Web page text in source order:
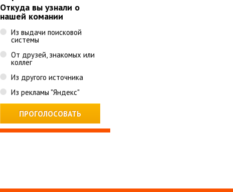
Откуда вы узнали о
нашей комании
Из выдачи поисковой
системы
От друзей, знакомых или
коллег
Из другого источника
Из рекламы "Яндекс"